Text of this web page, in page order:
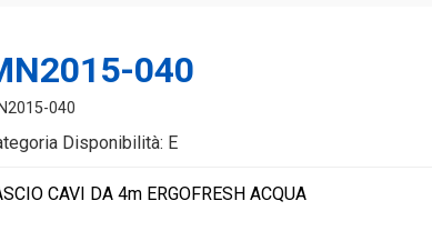
040
040
Disponibilità: E
CAVI DA 4m ERGOFRESH ACQUA